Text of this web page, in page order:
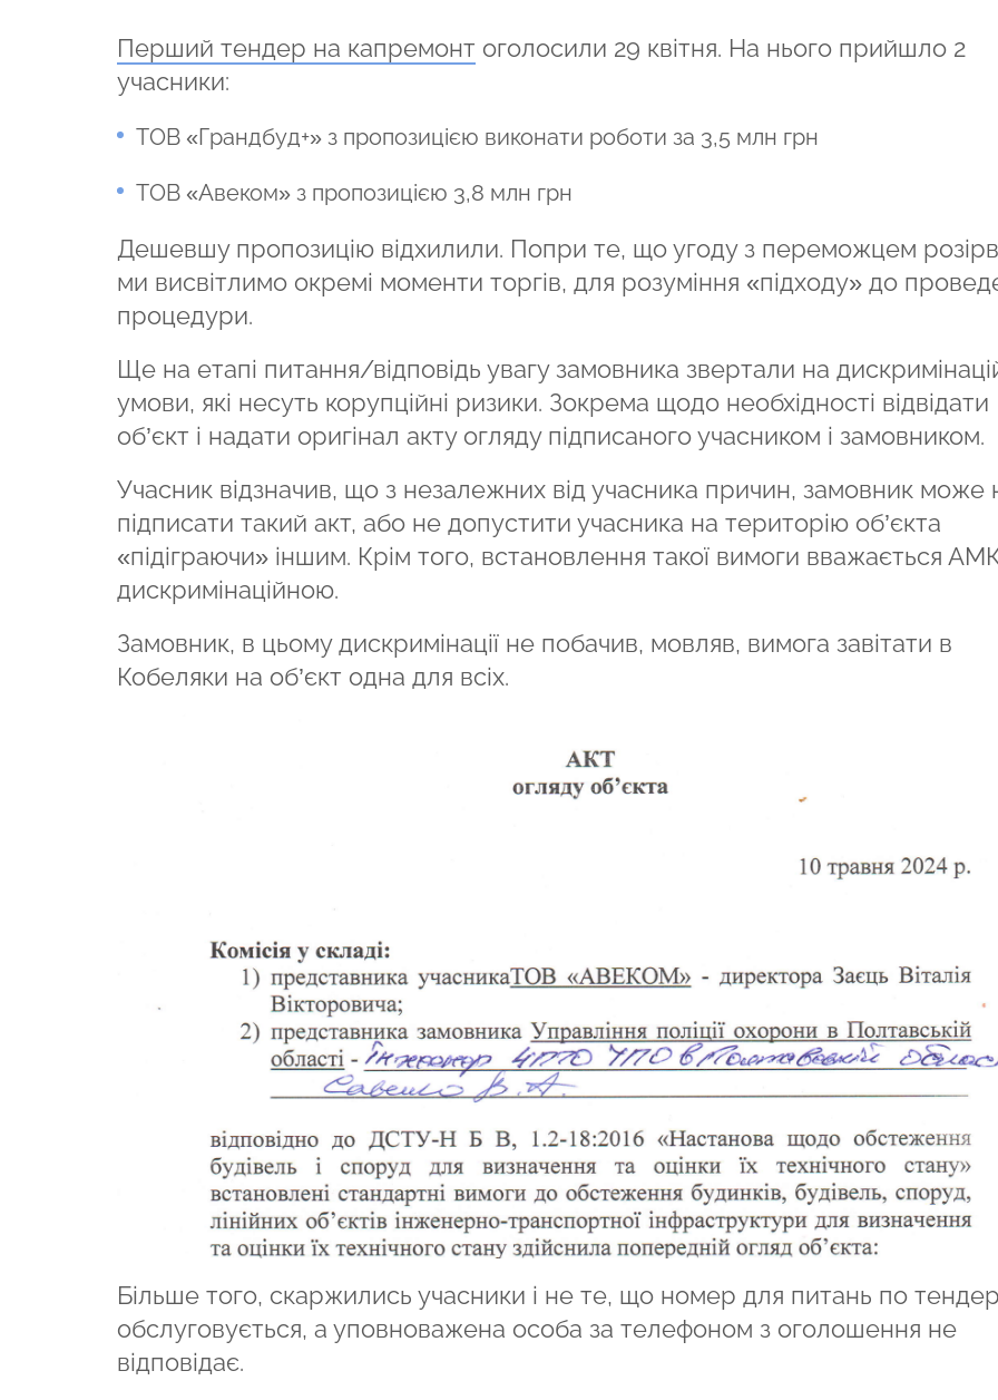
Перший тендер на капремонт оголосили 29 квітня. На нього прийшло 2
учасники:
ТОВ «Грандбуд+» з пропозицією виконати роботи за 3,5 млн грн
ТОВ «Авеком» з пропозицією 3,8 млн грн
Дешевшу пропозицію відхилили. Попри те, що угоду з переможцем
ми висвітлимо окремі моменти торгів, для розуміння «підходу» до
процедури.
Ще на етапі питання/відповідь увагу замовника звертали на
умови, які несуть корупційні ризики. Зокрема щодо необхідності відвідати
об’єкт і надати оригінал акту огляду підписаного учасником і замовником.
Учасник відзначив, що з незалежних від учасника причин, замовник може
підписати такий акт, або не допустити учасника на територію об’єкта
«підіграючи» іншим. Крім того, встановлення такої вимоги вважається
дискримінаційною.
Замовник, в цьому дискримінації не побачив, мовляв, вимога завітати в
Кобеляки на об’єкт одна для всіх.
Більше того, скаржились учасники і не те, що номер для питань по
обслуговується, а уповноважена особа за телефоном з оголошення не
відповідає.